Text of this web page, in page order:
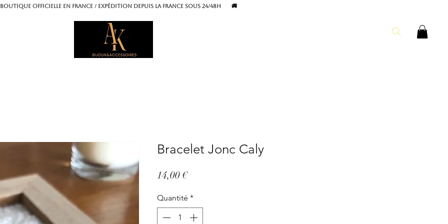
OFFICIELLE EN FRANCE / Expédition depuis la France sous 24/48h 🚚
Bracelet Jonc Caly
14,00 €Prix
Quantité *